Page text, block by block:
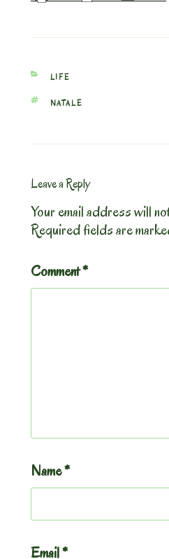
CATEGORIES
LIFE
TAGS
NATALE
Leave a Reply
Your email address will
Required fields are
Comment*
Name*
Email*